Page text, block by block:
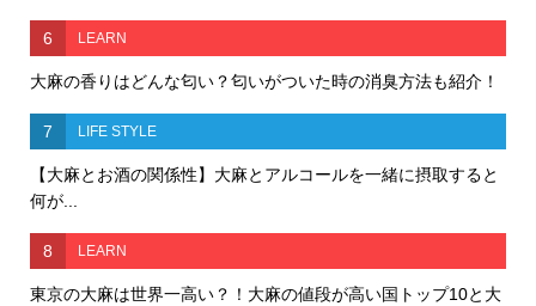
6 LEARN
大麻の香りはどんな匂い？匂いがついた時の消臭方法も紹介！
7 LIFE STYLE
【大麻とお酒の関係性】大麻とアルコールを一緒に摂取すると
何が...
8 LEARN
東京の大麻は世界一高い？！大麻の値段が高い国トップ10と大